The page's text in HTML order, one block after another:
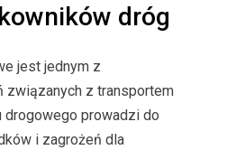
dróg
jest jednym z
związanych z transportem
drogowego prowadzi do
i zagrożeń dla